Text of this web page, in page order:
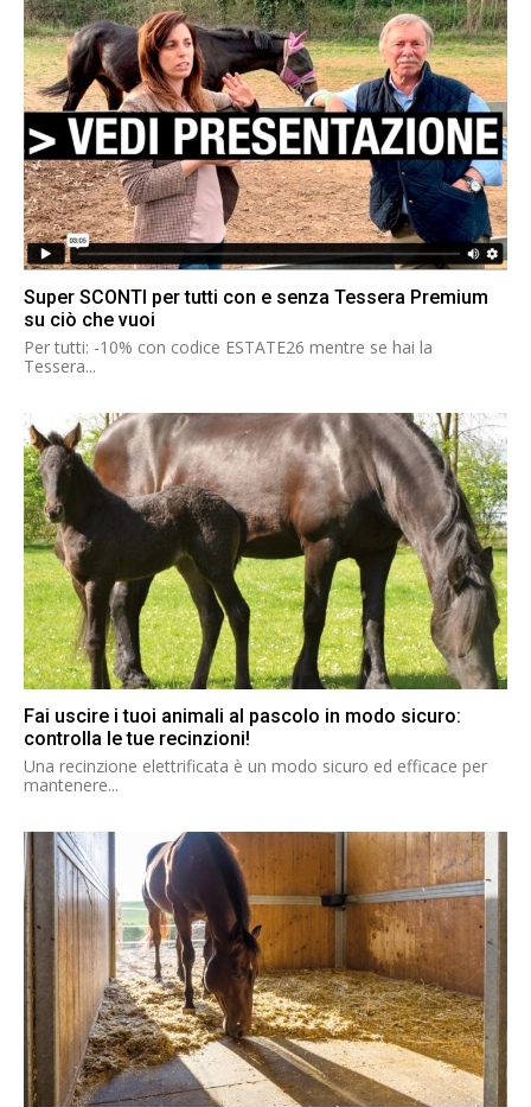
Super SCONTI per tutti con e senza Tessera Premium
su ciò che vuoi
Per tutti: -10% con codice ESTATE26 mentre se hai la
Tessera...
Fai uscire i tuoi animali al pascolo in modo sicuro:
controlla le tue recinzioni!
Una recinzione elettrificata è un modo sicuro ed efficace per
mantenere...